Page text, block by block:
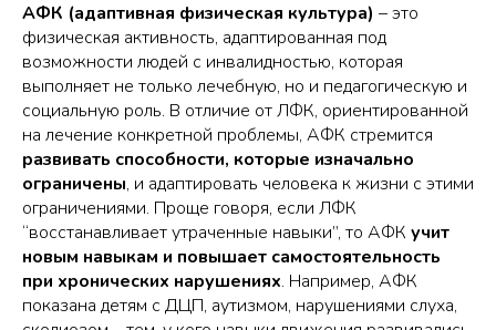
АФК (адаптивная физическая культура) – это
физическая активность, адаптированная под
возможности людей с инвалидностью, которая
выполняет не только лечебную, но и педагогическую и
социальную роль. В отличие от ЛФК, ориентированной
на лечение конкретной проблемы, АФК стремится
развивать способности, которые изначально
ограничены, и адаптировать человека к жизни с этими
ограничениями. Проще говоря, если ЛФК
“восстанавливает утраченные навыки”, то АФК учит
новым навыкам и повышает самостоятельность
при хронических нарушениях. Например, АФК
показана детям с ДЦП, аутизмом, нарушениями слуха,